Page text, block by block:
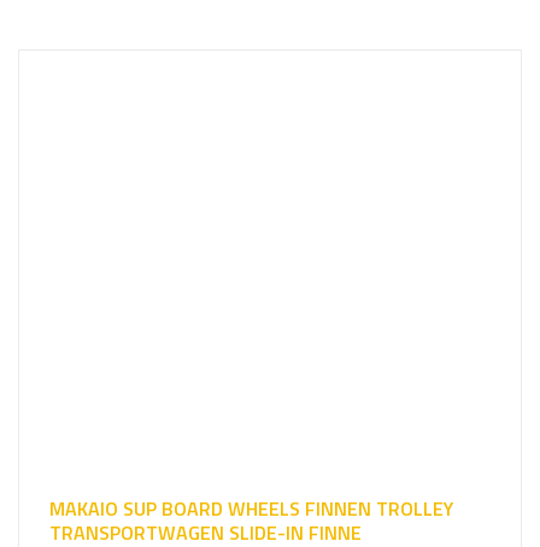
MAKAIO SUP BOARD WHEELS FINNEN TROLLEY
TRANSPORTWAGEN SLIDE-IN FINNE